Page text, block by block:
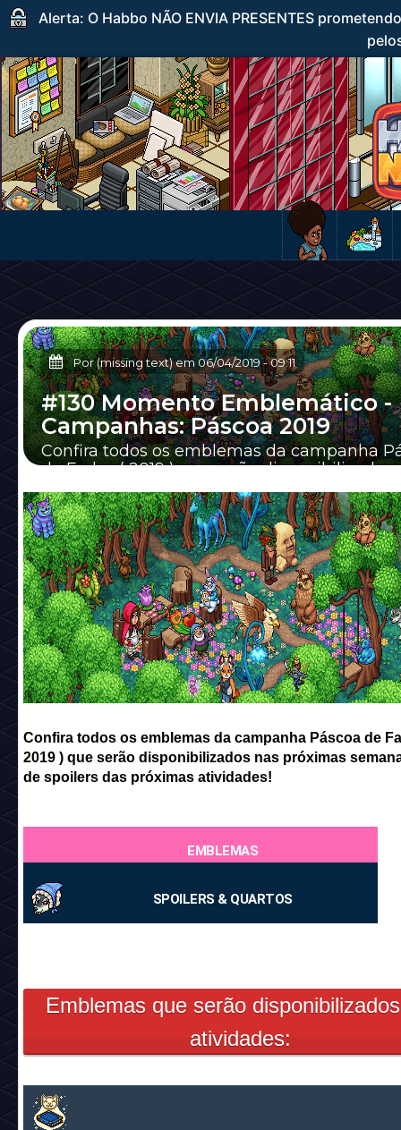
Alerta: O Habbo NÃO ENVIA PRESENTES
Por (missing text) em06/04/2019-09:11
#130 Momento Emblemático -
Campanhas: Páscoa 2019
Confira todos os emblemas da campanha
de Fadas ( 2019 ) que serão disponibilizados
Confira todos os emblemas da campanha Páscoa de
2019 ) que serão disponibilizados nas próximas
de spoilers das próximas atividades!